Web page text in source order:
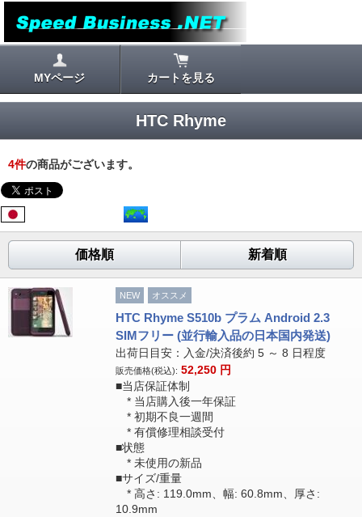
MYページ カートを見る
HTC Rhyme
4件の商品がございます。
価格順 新着順
NEW オススメ
HTC Rhyme S510b プラム Android 2.3
SIMフリー (並行輸入品の日本国内発送)
出荷日目安：入金/決済後約 5 ～ 8 日程度
販売価格(税込): 52,250 円
■当店保証体制
* 当店購入後一年保証
* 初期不良一週間
* 有償修理相談受付
■状態
* 未使用の新品
■サイズ/重量
* 高さ: 119.0mm、幅: 60.8mm、厚さ:
10.9mm